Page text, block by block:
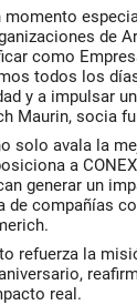
momento
de
como
todos los
y a impulsar
Maurin, socia
solo avala la
a
generar un
de compañías
.
refuerza la
real.